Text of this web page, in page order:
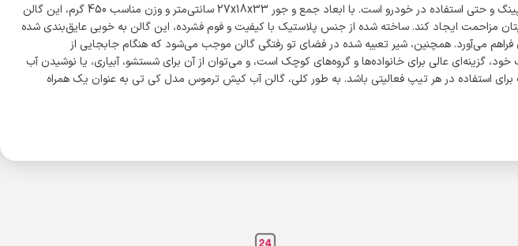
گالن آب کیش ترموس کی تی مدل شیردار با گنجایش 18 لیتر، یکی از انتخاب‌های ایده‌آل برای نگهداری آب در سفرها، کمپینگ و حتی استفاده در خودرو است. با ابعاد جمع و جور 27x18x33 سانتی‌متر و وزن مناسب 450 گرم، این گالن
مزاحمت ایجاد کند. ساخته شده از جنس پلاستیک با کیفیت و فوم فشرده، این گالن به خوبی عایق‌بندی شده
می‌آورد. همچنین، شیر تعبیه شده در فضای تو رفتگی گالن موجب می‌شود که هنگام جابجایی از
گزینه‌ای عالی برای خانواده‌ها و گروه‌های کوچک است، و می‌توان از آن برای شستشو، آبیاری، یا نوشیدن آب
استفاده در هر تیپ فعالیتی باشد. به طور کلی، گالن آب کیش ترموس مدل کی تی به عنوان یک همراه